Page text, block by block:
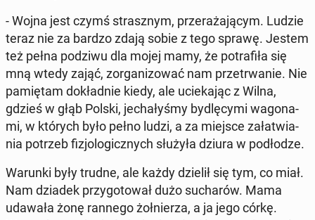
- Wojna jest czymś strasz­nym, prze­ra­ża­ją­cym. Ludzie
teraz nie za bardzo zdają sobie z tego sprawę. Jestem
też pełna podziwu dla mojej mamy, że po­tra­fi­ła się
mną wtedy zająć, zor­ga­ni­zo­wać nam prze­trwa­nie. Nie
pa­mię­tam do­kład­nie kiedy, ale ucie­ka­jąc z Wilna,
gdzieś w głąb Polski, je­cha­ły­śmy by­dlę­cy­mi wa­go­na­
mi, w których było pełno ludzi, a za miejsce za­ła­twia­
nia potrzeb fi­zjo­lo­gicz­nych służyła dziura w pod­ło­dze.
Warunki były trudne, ale każdy dzielił się tym, co miał.
Nam dziadek przy­go­to­wał dużo su­cha­rów. Mama
udawała żonę rannego żoł­nie­rza, a ja jego córkę.